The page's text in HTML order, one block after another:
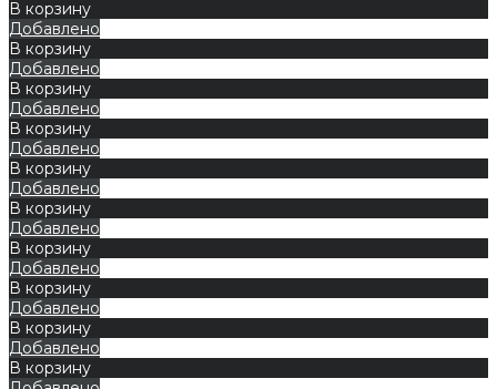
В корзину
Добавлено
В корзину
Добавлено
В корзину
Добавлено
В корзину
Добавлено
В корзину
Добавлено
В корзину
Добавлено
В корзину
Добавлено
В корзину
Добавлено
В корзину
Добавлено
В корзину